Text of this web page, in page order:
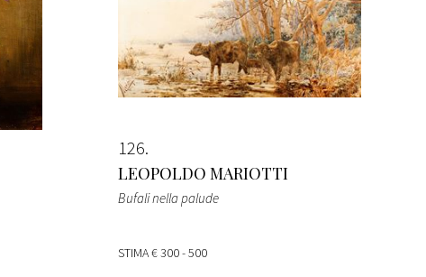
126
LEOPOLDO MARIOTTI
Bufali nella palude
STIMA€ 300 - 500